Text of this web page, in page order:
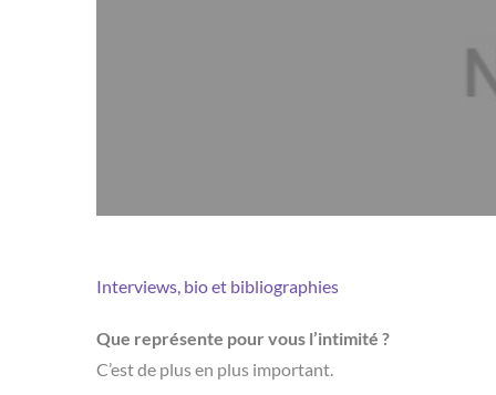
Interviews, bio et bibliographies
Que représente pour vous l’intimité ?
C’est de plus en plus important.